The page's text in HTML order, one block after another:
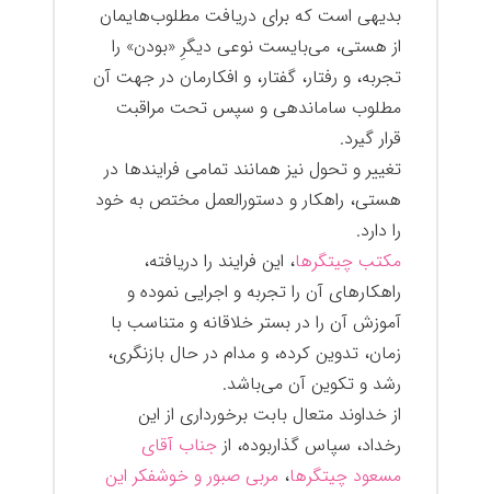
بدیهی است که برای دریافت مطلوب‌هایمان
از هستی، می‌بایست نوعی دیگرِ «بودن» را
تجربه، و رفتار، گفتار، و افکارمان در جهت آن
مطلوب ساماندهی و سپس تحت مراقبت
قرار گیرد.
تغییر و تحول نیز همانند تمامی فرایندها در
هستی، راهکار و دستورالعمل مختص به خود
را دارد.
مکتب چیتگرها، این فرایند را دریافته،
راهکارهای آن را تجربه و اجرایی نموده و
آموزش آن را در بستر خلاقانه و متناسب با
زمان، تدوین کرده، و مدام در حال بازنگری،
رشد و تکوین آن می‌باشد.
از خداوند متعال بابت برخورداری از این
رخداد، سپاس گذاربوده، از جناب آقای
مسعود چیتگرها، مربی صبور و خوشفکر این